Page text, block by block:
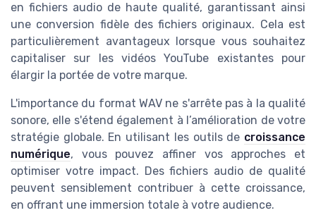
en fichiers audio de haute qualité, garantissant ainsi
une conversion fidèle des fichiers originaux. Cela est
particulièrement avantageux lorsque vous souhaitez
capitaliser sur les vidéos YouTube existantes pour
élargir la portée de votre marque.
L'importance du format WAV ne s'arrête pas à la qualité
sonore, elle s'étend également à l’amélioration de votre
stratégie globale. En utilisant les outils de croissance
numérique, vous pouvez affiner vos approches et
optimiser votre impact. Des fichiers audio de qualité
peuvent sensiblement contribuer à cette croissance,
en offrant une immersion totale à votre audience.